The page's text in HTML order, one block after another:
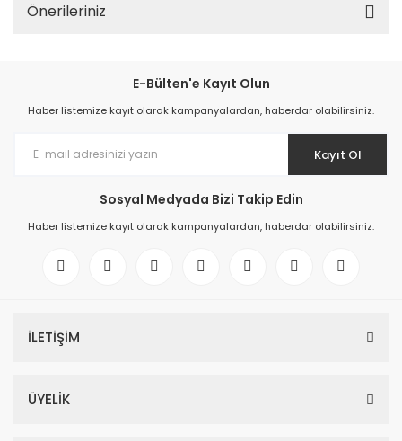
Önerileriniz
E-Bülten'e Kayıt Olun
Haber listemize kayıt olarak kampanyalardan, haberdar olabilirsiniz.
Kayıt Ol
Sosyal Medyada Bizi Takip Edin
Haber listemize kayıt olarak kampanyalardan, haberdar olabilirsiniz.
İLETİŞİM
ÜYELİK